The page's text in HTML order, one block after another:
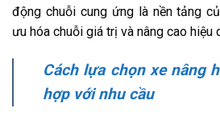
động chuỗi cung ứng là nền tảng
ưu hóa chuỗi giá trị và nâng cao hiệu
Cách lựa chọn xe nâng
hợp với nhu cầu